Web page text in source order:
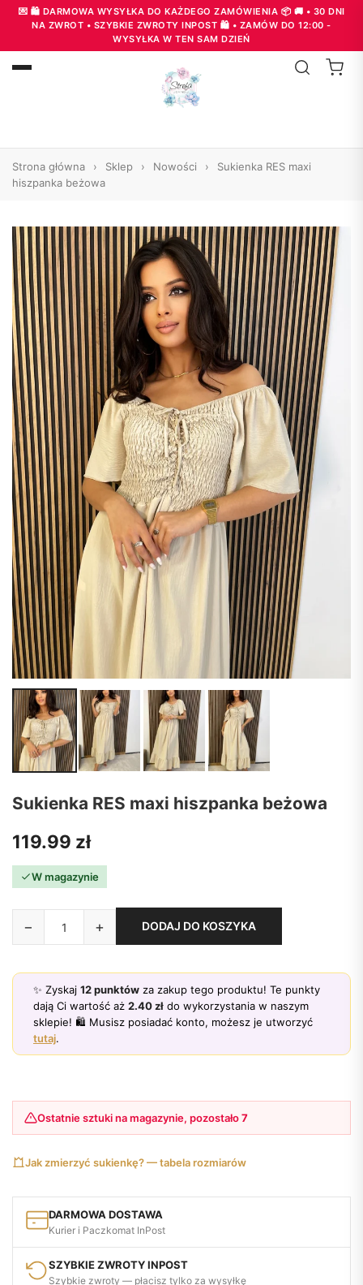
💌 🛍️ DARMOWA WYSYŁKA DO KAŻDEGO ZAMÓWIENIA 📦 🚚 • 30 DNI
NA ZWROT • SZYBKIE ZWROTY INPOST 🛍️ • ZAMÓW DO 12:00 -
WYSYŁKA W TEN SAM DZIEŃ
Strona główna › Sklep › Nowości ›
Sukienka RES maxi
hiszpanka beżowa
Sukienka RES maxi hiszpanka beżowa
119.99 zł
W magazynie
− + DODAJ DO KOSZYKA
✨ Zyskaj 12punktów za zakup tego produktu! Te punkty
dają Ci wartość aż 2.40zł do wykorzystania w naszym
sklepie! 🛍️ Musisz posiadać konto, możesz je utworzyć
tutaj.
Ostatnie sztuki na magazynie, pozostało7
Jak zmierzyć sukienkę? — tabela rozmiarów
DARMOWA DOSTAWA
Kurier i Paczkomat InPost
SZYBKIE ZWROTY INPOST
Szybkie zwroty — płacisz tylko za wysyłkę